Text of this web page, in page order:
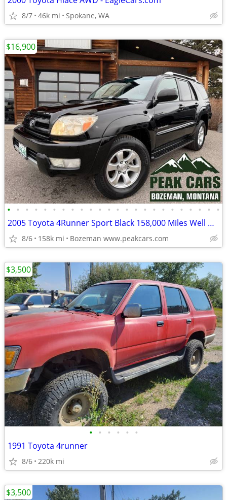
8/7 46k mi Spokane, WA
• • • • • • • • • • • • • • • • • • • • • • • •
2005 Toyota 4Runner Sport Black 158,000 Miles Well Maintained
8/6 158k mi Bozeman www.peakcars.com
$16,900
• • • • • •
1991 Toyota 4runner
8/6 220k mi
$3,500
$3,500